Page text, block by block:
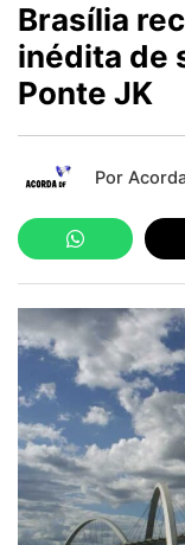
Brasília
inédita de
Ponte JK
Por